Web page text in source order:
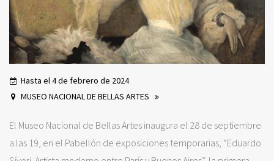
Hasta el 4 de febrero de 2024
MUSEO NACIONAL DE BELLAS ARTES
El Museo Nacional de Bellas Artes inaugura el 28 de septiembre
a las 19, en el Pabellón de exposiciones temporarias, “Eduardo